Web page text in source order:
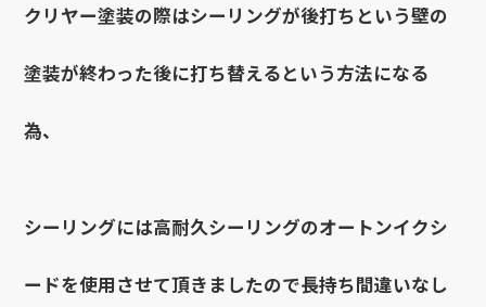
クリヤー塗装の際はシーリングが後打ちという壁の
塗装が終わった後に打ち替えるという方法になる
為、
シーリングには高耐久シーリングのオートンイクシ
ードを使用させて頂きましたので長持ち間違いなし